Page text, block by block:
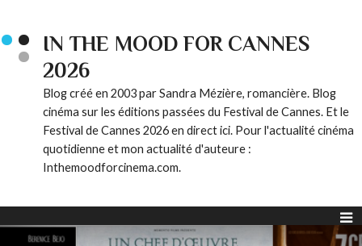
IN THE MOOD FOR CANNES
2026
Blog créé en 2003 par Sandra Mézière, romancière. Blog
cinéma sur les éditions passées du Festival de Cannes. Et le
Festival de Cannes 2026 en direct ici. Pour l'actualité cinéma
quotidienne et mon actualité d'auteure :
Inthemoodforcinema.com.